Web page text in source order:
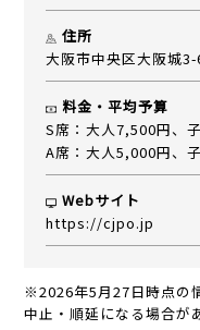
住所
大阪市中央区大阪城3-
料金・平均予算
S席：大人7,500円、
A席：大人5,000円、
Webサイト
https://cjpo.jp
※2026年5月27日時点の
中止・順延になる場合が